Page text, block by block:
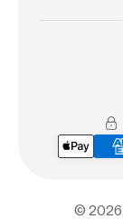
© 2026